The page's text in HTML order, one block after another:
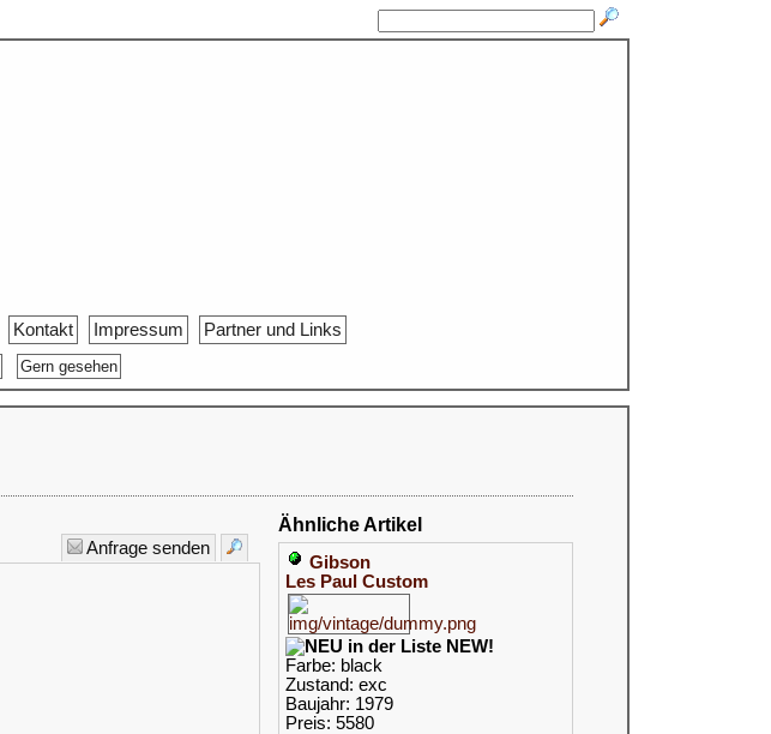
Kontakt Impressum Partner und Links
Gern gesehen
Anfrage senden
Ähnliche Artikel
Gibson
Les Paul Custom
NEW!
Farbe: black
Zustand: exc
Baujahr: 1979
Preis: 5580